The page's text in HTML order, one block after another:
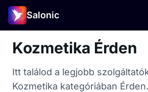
Salonic
Kozmetika Érden
Itt találod a legjobb
Kozmetika kategóriában Érden.